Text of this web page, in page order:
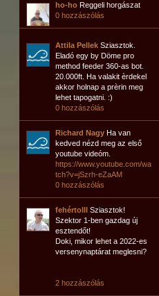
ho-ho Reggeli horgászat
0 hozzászólás
Attila Pellek Sziasztok.
Eladó egy by Döme pro
method feeder 360-as bot.
20.000ft. Ha valakit èrdekel
akkor holnap a prèrin meg
lehet tapogatni. :)
0 hozzászólás
Richard Nagy Ha van
kedved nézd meg az első
youtube videóm.
https://www.youtube.com/wa
tch?v=jSzrh-eZaAM
0 hozzászólás
fehértolll Sziasztok!
Szektor 1-ben gazdag új
esztendőt!
Doki, mikor lehet a 2022-es
versenynaptárat meglesni?
2 hozzászólás